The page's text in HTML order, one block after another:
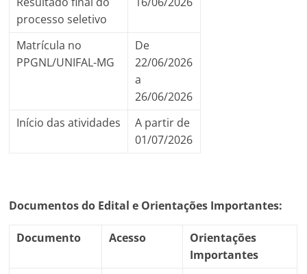
processo seletivo
Matrícula no
PPGNL/UNIFAL-MG
De
22/06/2026
a
26/06/2026
Início das atividades
A partir de
01/07/2026
Documentos do Edital e Orientações Importantes:
Documento Acesso
Orientações
Importantes